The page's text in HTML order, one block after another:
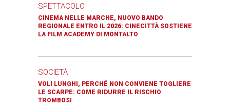
SPETTACOLO
CINEMA NELLE MARCHE, NUOVO BANDO
REGIONALE ENTRO IL 2026: CINECITTÀ SOSTIENE
LA FILM ACADEMY DI MONTALTO
SOCIETÀ
VOLI LUNGHI, PERCHÉ NON CONVIENE TOGLIERE
LE SCARPE: COME RIDURRE IL RISCHIO
TROMBOSI